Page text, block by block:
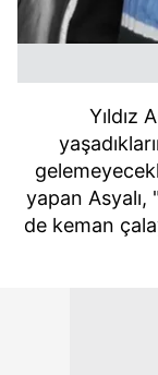
Yıldız
ge
yapan Asyalı,
de keman